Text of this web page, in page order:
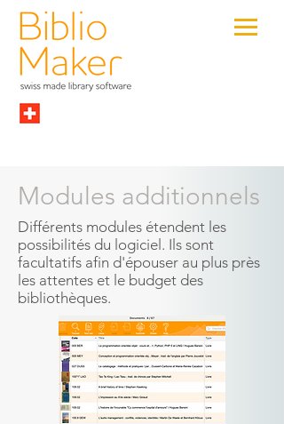
Modules additionnels
Différents modules étendent les
possibilités du logiciel. Ils sont
facultatifs afin d'épouser au plus près
les attentes et le budget des
bibliothèques.